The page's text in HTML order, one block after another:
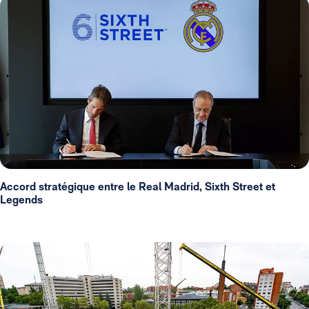
Accord stratégique entre le Real Madrid, Sixth Street et
Legends